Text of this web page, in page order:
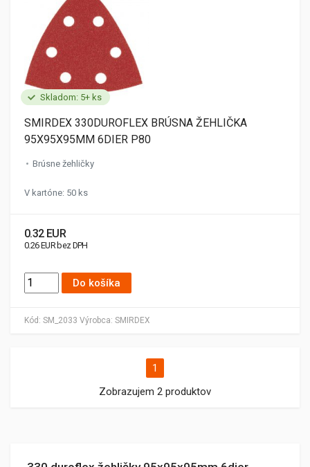
Skladom: 5+ ks
Kód: SM_2033 Výrobca: SMIRDEX
SMIRDEX 330DUROFLEX BRÚSNA ŽEHLIČKA
95X95X95MM 6DIER P80
Brúsne žehličky
V kartóne: 50 ks
0.32 EUR
0.26 EUR bez DPH
Do košíka
1
Zobrazujem 2 produktov